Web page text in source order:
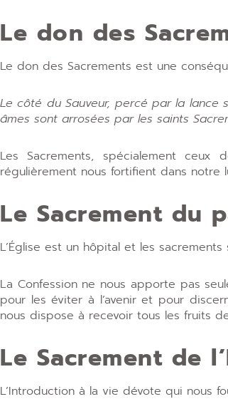
Le don des
Le don des Sacrements est une
Le côté du Sauveur, percé par la
âmes sont arrosées par les saints
Les Sacrements, spécialement
régulièrement nous fortifient dans notre
Le Sacrement du
L’Église est un hôpital et les
La Confession ne nous apporte pas
pour les éviter à l’avenir et pour
nous dispose à recevoir tous les fruits
Le Sacrement de
L’Introduction à la vie dévote qui nous